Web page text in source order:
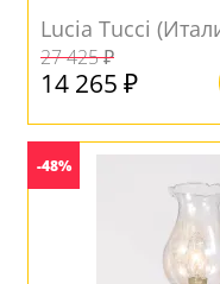
Lucia Tucci
27 425 ₽
14 265 ₽
-48%